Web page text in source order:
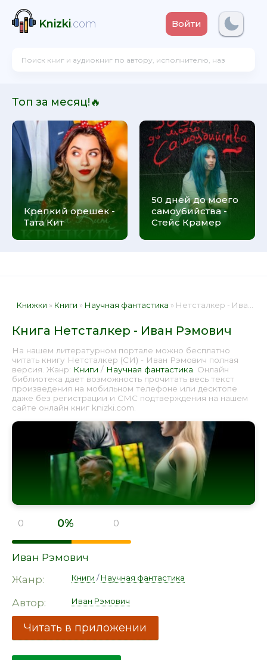
Knizki.com Войти
Топ за месяц!🔥
Крепкий орешек -
Тата Кит
50 дней до моего
самоубийства -
Стейс Крамер
Книжки » Книги » Научная фантастика » Нетсталкер - Иван Рэмович 📕 - Книга онлайн бесплатно
Книга Нетсталкер - Иван Рэмович
На нашем литературном портале можно бесплатно
читать книгу Нетсталкер (СИ) - Иван Рэмович полная
версия. Жанр: Книги / Научная фантастика . Онлайн
библиотека дает возможность прочитать весь текст
произведения на мобильном телефоне или десктопе
даже без регистрации и СМС подтверждения на нашем
сайте онлайн книг knizki.com.
0 0% 0
Иван Рэмович
Жанр:
Книги /Научная фантастика
Автор: Иван Рэмович
Читать в приложении